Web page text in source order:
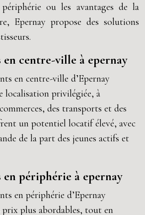
ou les avantages de la
Epernay propose des solutions
centre-ville à epernay
en centre-ville d’Epernay
localisation privilégiée, à
des transports et des
un potentiel locatif élevé, avec
de la part des jeunes actifs et
périphérie à epernay
en périphérie d’Epernay
prix plus abordables, tout en